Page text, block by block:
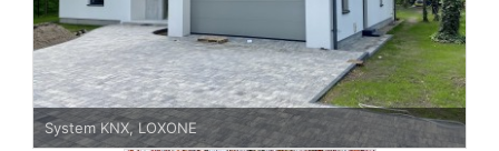
System KNX, LOXONE